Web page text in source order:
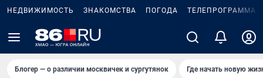
НЕДВИЖИМОСТЬ ЗНАКОМСТВА ПОГОДА ТЕЛЕПРОГРАММА
Блогер — о различии москвичек и сургутянок Где начать новую